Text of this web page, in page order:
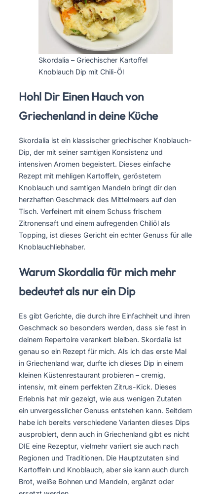
Skordalia – Griechischer Kartoffel
Knoblauch Dip mit Chili-Öl
Hohl Dir Einen Hauch von
Griechenland in deine Küche
Skordalia ist ein klassischer griechischer Knoblauch-
Dip, der mit seiner samtigen Konsistenz und
intensiven Aromen begeistert. Dieses einfache
Rezept mit mehligen Kartoffeln, geröstetem
Knoblauch und samtigen Mandeln bringt dir den
herzhaften Geschmack des Mittelmeers auf den
Tisch. Verfeinert mit einem Schuss frischem
Zitronensaft und einem aufregenden Chiliöl als
Topping, ist dieses Gericht ein echter Genuss für alle
Knoblauchliebhaber.
Warum Skordalia für mich mehr
bedeutet als nur ein Dip
Es gibt Gerichte, die durch ihre Einfachheit und ihren
Geschmack so besonders werden, dass sie fest in
deinem Repertoire verankert bleiben. Skordalia ist
genau so ein Rezept für mich. Als ich das erste Mal
in Griechenland war, durfte ich dieses Dip in einem
kleinen Küstenrestaurant probieren – cremig,
intensiv, mit einem perfekten Zitrus-Kick. Dieses
Erlebnis hat mir gezeigt, wie aus wenigen Zutaten
ein unvergesslicher Genuss entstehen kann. Seitdem
habe ich bereits verschiedene Varianten dieses Dips
ausprobiert, denn auch in Griechenland gibt es nicht
DIE eine Rezeptur, vielmehr variiert sie auch nach
Regionen und Traditionen. Die Hauptzutaten sind
Kartoffeln und Knoblauch, aber sie kann auch durch
Brot, weiße Bohnen und Mandeln, ergänzt oder